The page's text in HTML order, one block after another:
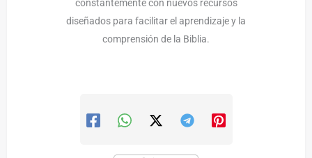
constantemente con nuevos recursos
diseñados para facilitar el aprendizaje y la
comprensión de la Biblia.